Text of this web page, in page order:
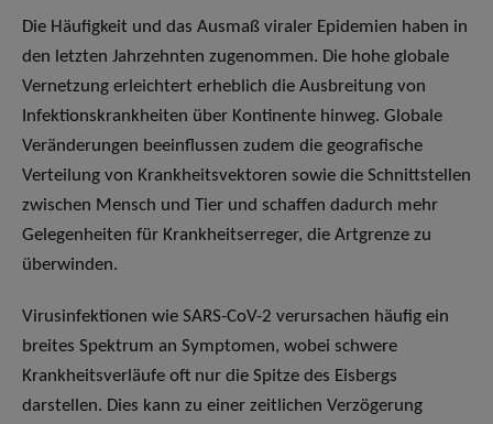
Die Häufigkeit und das Ausmaß viraler Epidemien haben in
den letzten Jahrzehnten zugenommen. Die hohe globale
Vernetzung erleichtert erheblich die Ausbreitung von
Infektionskrankheiten über Kontinente hinweg. Globale
Veränderungen beeinflussen zudem die geografische
Verteilung von Krankheitsvektoren sowie die Schnittstellen
zwischen Mensch und Tier und schaffen dadurch mehr
Gelegenheiten für Krankheitserreger, die Artgrenze zu
überwinden.
Virusinfektionen wie SARS-CoV-2 verursachen häufig ein
breites Spektrum an Symptomen, wobei schwere
Krankheitsverläufe oft nur die Spitze des Eisbergs
darstellen. Dies kann zu einer zeitlichen Verzögerung